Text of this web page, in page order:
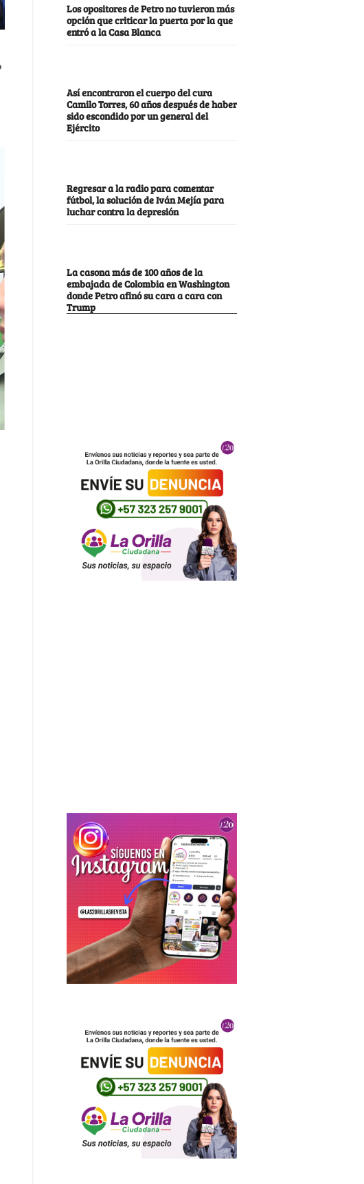
Los opositores de Petro no tuvieron más
opción que criticar la puerta por la que
entró a la Casa Blanca
Así encontraron el cuerpo del cura
Camilo Torres, 60 años después de haber
sido escondido por un general del
Ejército
Regresar a la radio para comentar
fútbol, la solución de Iván Mejía para
luchar contra la depresión
La casona más de 100 años de la
embajada de Colombia en Washington
donde Petro afinó su cara a cara con
Trump